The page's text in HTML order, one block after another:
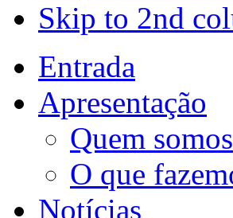
Skip to 2nd
Entrada
Apresentação
Quem somos
O que
Notícias